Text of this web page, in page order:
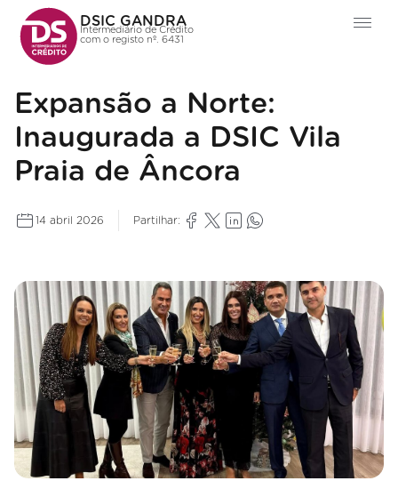
DSIC GANDRA
Intermediário de Crédito
com o registo nº. 6431
Expansão a Norte:
Inaugurada a DSIC Vila
Praia de Âncora
14 abril 2026 Partilhar: